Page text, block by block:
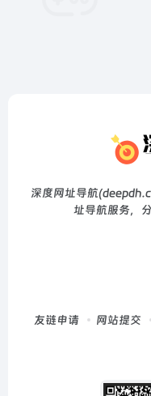
深度网址导航
址导航服务，
友链申请 网站提交